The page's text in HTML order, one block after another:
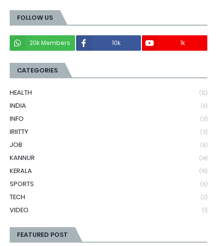
FOLLOW US
20k Members 10k 1k
CATEGORIES
HEALTH (12)
INDIA (9)
INFO (3)
IRIITTY (3)
JOB (6)
KANNUR (14)
KERALA (15)
SPORTS (6)
TECH (2)
VIDEO (1)
FEATURED POST